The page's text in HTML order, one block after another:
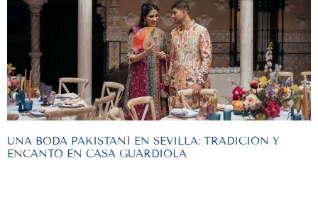
UNA BODA PAKISTANÍ EN SEVILLA: TRADICIÓN Y
ENCANTO EN CASA GUARDIOLA